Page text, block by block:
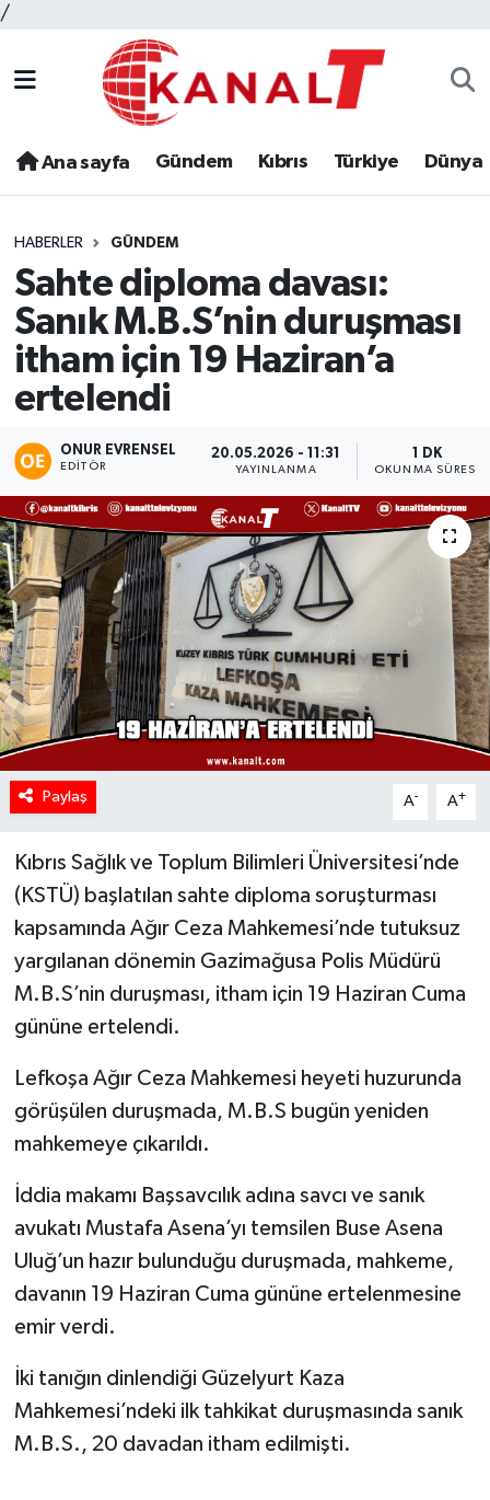
/
Ana sayfa Gündem Kıbrıs Türkiye Dünya
HABERLER GÜNDEM
Sahte diploma davası:
Sanık M.B.S’nin duruşması
itham için 19 Haziran’a
ertelendi
ONUR EVRENSEL
EDITÖR
20.05.2026 - 11:31
YAYINLANMA
1 DK
OKUNMA SÜRESI
Paylaş A- A+
Kıbrıs Sağlık ve Toplum Bilimleri Üniversitesi’nde
(KSTÜ) başlatılan sahte diploma soruşturması
kapsamında Ağır Ceza Mahkemesi’nde tutuksuz
yargılanan dönemin Gazimağusa Polis Müdürü
M.B.S’nin duruşması, itham için 19 Haziran Cuma
gününe ertelendi.
Lefkoşa Ağır Ceza Mahkemesi heyeti huzurunda
görüşülen duruşmada, M.B.S bugün yeniden
mahkemeye çıkarıldı.
İddia makamı Başsavcılık adına savcı ve sanık
avukatı Mustafa Asena’yı temsilen Buse Asena
Uluğ’un hazır bulunduğu duruşmada, mahkeme,
davanın 19 Haziran Cuma gününe ertelenmesine
emir verdi.
İki tanığın dinlendiği Güzelyurt Kaza
Mahkemesi’ndeki ilk tahkikat duruşmasında sanık
M.B.S., 20 davadan itham edilmişti.